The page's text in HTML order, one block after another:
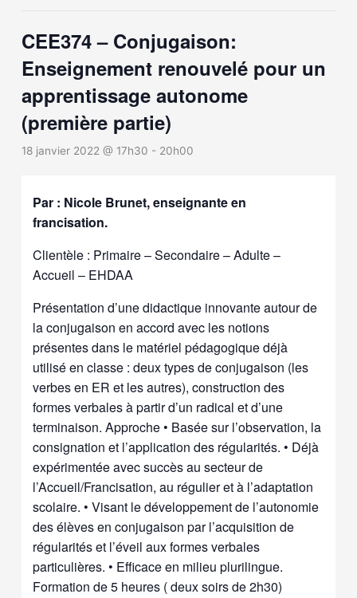
CEE374 – Conjugaison:
Enseignement renouvelé pour un
apprentissage autonome
(première partie)
18 janvier 2022 @ 17h30 - 20h00
Par : Nicole Brunet, enseignante en
francisation.
Clientèle : Primaire – Secondaire – Adulte –
Accueil – EHDAA
Présentation d’une didactique innovante autour de
la conjugaison en accord avec les notions
présentes dans le matériel pédagogique déjà
utilisé en classe : deux types de conjugaison (les
verbes en ER et les autres), construction des
formes verbales à partir d’un radical et d’une
terminaison.Approche • Basée sur l’observation, la
consignation et l’application des régularités. • Déjà
expérimentée avec succès au secteur de
l’Accueil/Francisation, au régulier et à l’adaptation
scolaire. • Visant le développement de l’autonomie
des élèves en conjugaison par l’acquisition de
régularités et l’éveil aux formes verbales
particulières. • Efficace en milieu plurilingue.
Formation de 5 heures ( deux soirs de 2h30)